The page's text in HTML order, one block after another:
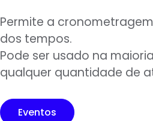
Permite a
dos tempos.
Pode ser usado na
qualquer quantidade de
Eventos